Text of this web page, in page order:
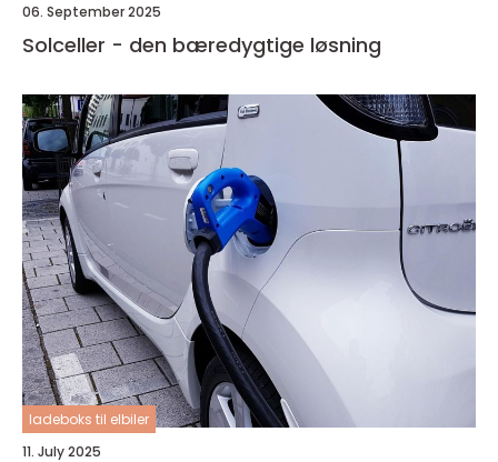
06. September 2025
Solceller - den bæredygtige løsning
ladeboks til elbiler
11. July 2025